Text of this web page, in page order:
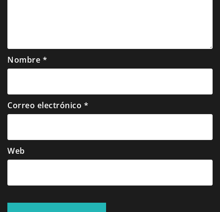
Nombre *
Correo electrónico *
Web